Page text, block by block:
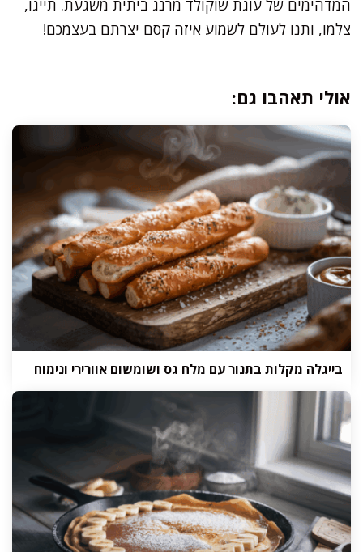
המדהימים של עוגת שוקולד מרנג ביתית משגעת. תייגו,
צלמו, ותנו לעולם לשמוע איזה קסם יצרתם בעצמכם!
אולי תאהבו גם:
בייגלה מקלות בתנור עם מלח גס ושומשום אוורירי ונימוח